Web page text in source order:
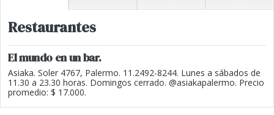
Restaurantes
El mundo en un bar.
Asiaka. Soler 4767, Palermo. 11.2492-8244. Lunes a sábados de
11.30 a 23.30 horas. Domingos cerrado. @asiakapalermo. Precio
promedio: $ 17.000.